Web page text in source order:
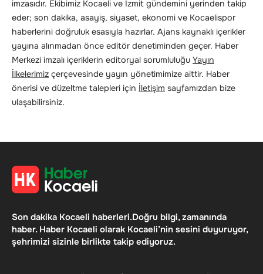
imzasıdır. Ekibimiz Kocaeli ve İzmit gündemini yerinden takip
eder; son dakika, asayiş, siyaset, ekonomi ve Kocaelispor
haberlerini doğruluk esasıyla hazırlar. Ajans kaynaklı içerikler
yayına alınmadan önce editör denetiminden geçer. Haber
Merkezi imzalı içeriklerin editoryal sorumluluğu Yayın
İlkelerimiz çerçevesinde yayın yönetimimize aittir. Haber
önerisi ve düzeltme talepleri için İletişim sayfamızdan bize
ulaşabilirsiniz.
Son dakika Kocaeli haberleri.Doğru bilgi, zamanında
haber. Haber Kocaeli olarak Kocaeli’nin sesini duyuruyor,
şehrimizi sizinle birlikte takip ediyoruz.